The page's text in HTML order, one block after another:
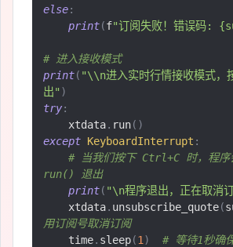
else:
print(f"订阅失败！错误码:
# 进入接收模式
print( "\\n进入实时行情接收模式，
出" )
try:
xtdata. run()
except KeyboardInterrupt :
# 当我们按下 Ctrl+C 时，程
run() 退出
print( "\n程序退出，正在取
xtdata. unsubscribe_quote(
用订阅号取消订阅
time. sleep(1 )
# 等待1秒确